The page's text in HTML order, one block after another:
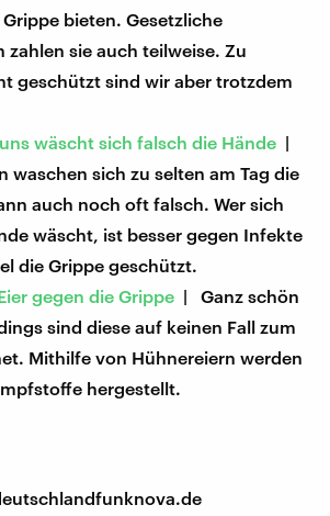
bieten. Gesetzliche
zahlen sie auch teilweise. Zu
geschützt sind wir aber trotzdem
wäscht sich falsch die Hände |
waschen sich zu selten am Tag die
auch noch oft falsch. Wer sich
wäscht, ist besser gegen Infekte
die Grippe geschützt.
gegen die Grippe | Ganz schön
sind diese auf keinen Fall zum
Mithilfe von Hühnereiern werden
hergestellt.